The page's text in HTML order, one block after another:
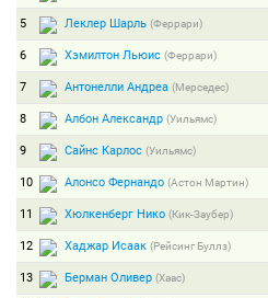
5 Леклер Шарль (Феррари)
6 Хэмилтон Льюис (Феррари)
7 Антонелли Андреа (Мерседес)
8 Албон Александр (Уильямс)
9 Сайнс Карлос (Уильямс)
10 Алонсо Фернандо (Астон Мартин)
11 Хюлкенберг Нико (Кик-Заубер)
12 Хаджар Исаак (Рейсинг Буллз)
13 Берман Оливер (Хаас)